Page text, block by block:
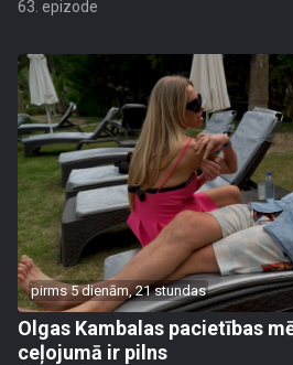
63. epizode
pirms 5 dienām, 21 stundas
Olgas Kambalas pacietības
ceļojumā ir pilns